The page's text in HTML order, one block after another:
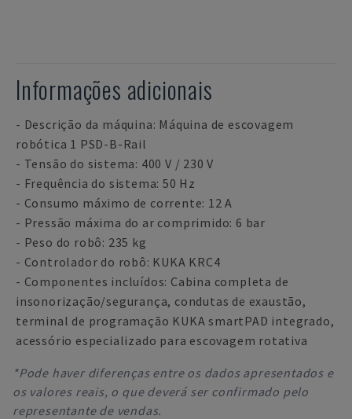
Informações adicionais
- Descrição da máquina: Máquina de escovagem
robótica 1 PSD-B-Rail
- Tensão do sistema: 400 V / 230 V
- Frequência do sistema: 50 Hz
- Consumo máximo de corrente: 12 A
- Pressão máxima do ar comprimido: 6 bar
- Peso do robô: 235 kg
- Controlador do robô: KUKA KRC4
- Componentes incluídos: Cabina completa de
insonorização/segurança, condutas de exaustão,
terminal de programação KUKA smartPAD integrado,
acessório especializado para escovagem rotativa
*Pode haver diferenças entre os dados apresentados e
os valores reais, o que deverá ser confirmado pelo
representante de vendas.